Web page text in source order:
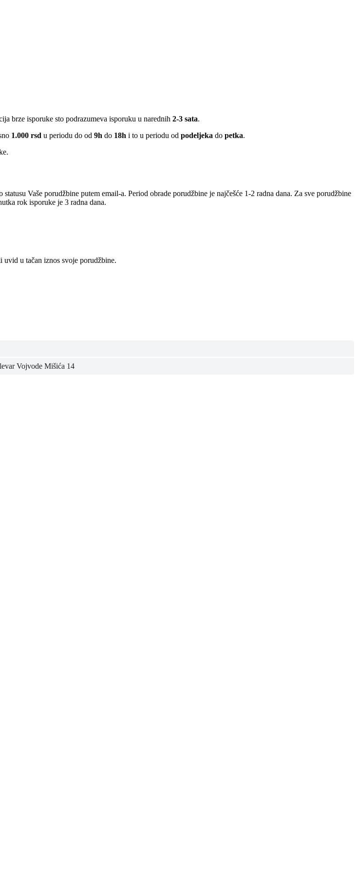
brze isporuke sto podrazumeva isporuku u narednih 2-3 sata.
1.000 rsd u periodu do od 9h do 18h i to u periodu od podeljeka do petka.
Vaše porudžbine putem email-a. Period obrade porudžbine je najčešće 1-2 radna dana. Za sve porudžbine
rok isporuke je 3 radna dana.
u tačan iznos svoje porudžbine.
Vojvode Mišića 14